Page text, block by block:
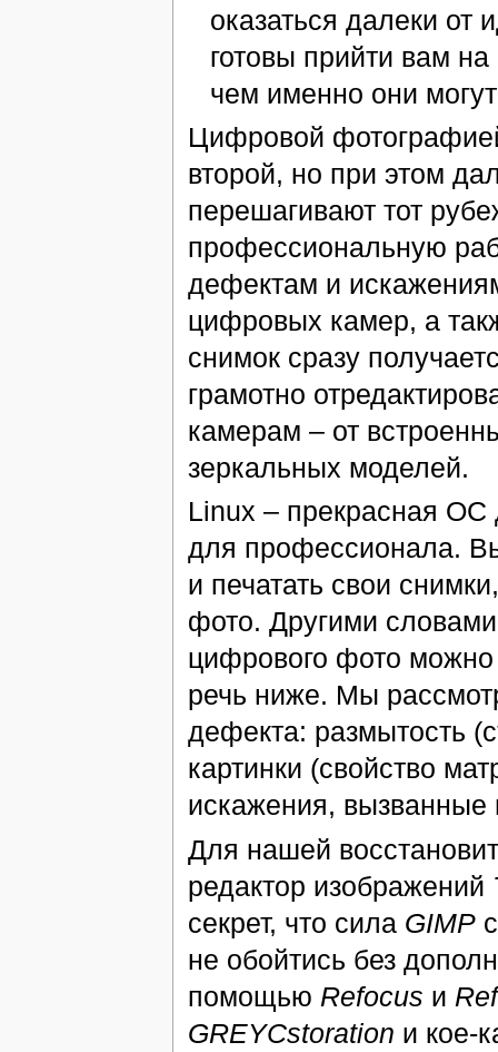
оказаться далеки
готовы прийти вам
чем именно они
Цифровой
второй, но при этом
перешагивают тот
профессиональную
дефектам и
цифровых камер, а
снимок сразу
грамотно
камерам – от
зеркальных моделей.
Linux – прекрасная ОС
для профессионала.
и печатать свои
фото. Другими
цифрового фото можно
речь ниже. Мы
дефекта: размытость
картинки (свойство
искажения, вызванные
Для нашей
редактор изображений
секрет, что сила GIMP
не обойтись без
помощью Refocus и
GREYCstoration и кое-